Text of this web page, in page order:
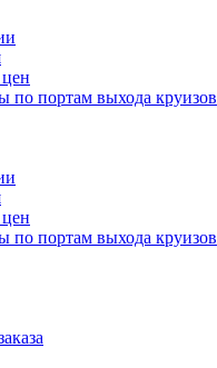
по портам выхода круизов
по портам выхода круизов